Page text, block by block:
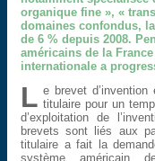
organique fine », «
domaines confondus,
de 6 % depuis 2008.
américains de la
internationale a
L e brevet
titulaire pour un
d’exploitation de
brevets sont liés aux
titulaire a fait la
système américain